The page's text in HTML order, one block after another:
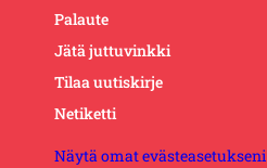
Palaute
Jätä juttuvinkki
Tilaa uutiskirje
Netiketti
Näytä omat evästeasetukseni